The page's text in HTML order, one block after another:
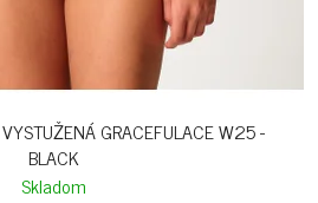
GRACEFULACE W25 -
BLACK
Skladom